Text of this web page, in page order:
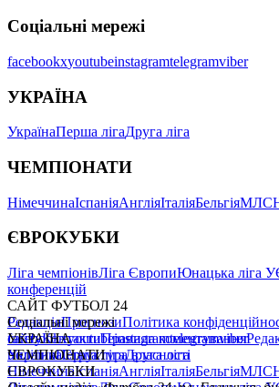
Соціальні мережі
facebookxyoutubeinstagramtelegramviber
УКРАЇНА
УкраїнаПерша лігаДруга ліга
ЧЕМПІОНАТИ
НімеччинаІспаніяАнгліяІталіяБельгіяМЛС
ЄВРОКУБКИ
Ліга чемпіонівЛіга ЄвропиЮнацька ліга
конференцій
САЙТ ФУТБОЛ 24
РедакціяПрогнозиПолітика
сайтуКонтактиПравила коментування
політикаСтруктура власності
Соціальні мережі
facebookxyoutubeinstagramtelegramviber
УКРАЇНА
УкраїнаПерша лігаДруга ліга
ЧЕМПІОНАТИ
НімеччинаІспаніяАнгліяІталіяБельгіяМЛС
ЄВРОКУБКИ